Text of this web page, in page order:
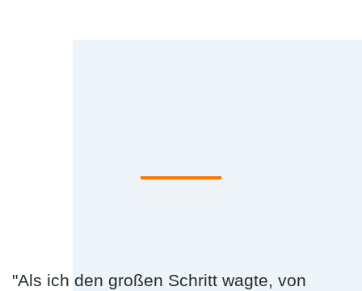
"Als ich den großen Schritt wagte, von